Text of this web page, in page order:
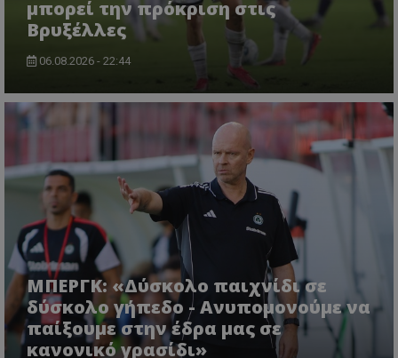
μπορεί την πρόκριση στις
Βρυξέλλες
06.08.2026 - 22:44
ΜΠΕΡΓΚ: «Δύσκολο παιχνίδι σε
δύσκολο γήπεδο - Ανυπομονούμε να
παίξουμε στην έδρα μας σε
κανονικό γρασίδι»